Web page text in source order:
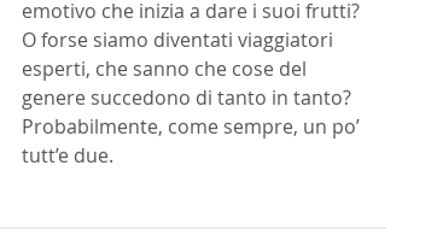
emotivo che inizia a dare i suoi frutti?
O forse siamo diventati viaggiatori
esperti, che sanno che cose del
genere succedono di tanto in tanto?
Probabilmente, come sempre, un po’
tutt’e due.